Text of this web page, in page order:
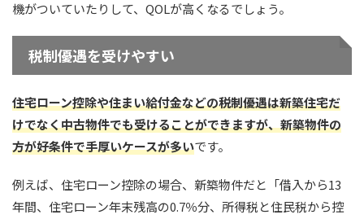
機がついていたりして、QOLが高くなるでしょう。
税制優遇を受けやすい
住宅ローン控除や住まい給付金などの税制優遇は新築住宅だ
けでなく中古物件でも受けることができますが、新築物件の
方が好条件で手厚いケースが多いです。
例えば、住宅ローン控除の場合、新築物件だと「借入から13
年間、住宅ローン年末残高の0.7％分、所得税と住民税から控